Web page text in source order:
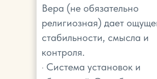
Вера (не обязательно
религиозная) дает
стабильности, смысла и
контроля.
· Система установок и